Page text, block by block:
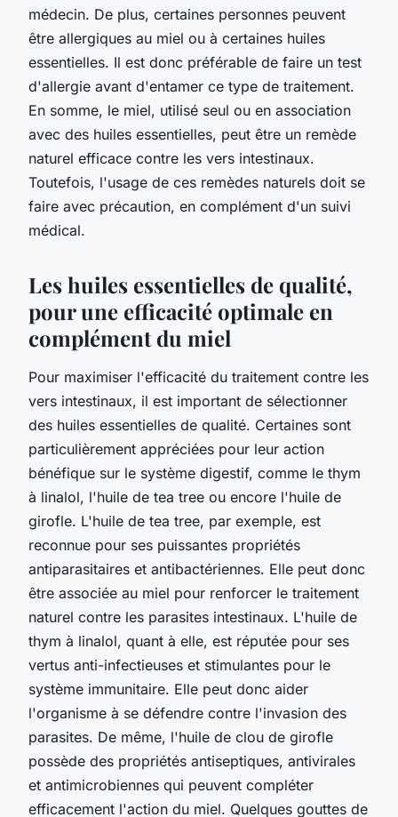
médecin. De plus, certaines personnes peuvent
être allergiques au miel ou à certaines huiles
essentielles. Il est donc préférable de faire un test
d'allergie avant d'entamer ce type de traitement.
En somme, le miel, utilisé seul ou en association
avec des huiles essentielles, peut être un remède
naturel efficace contre les vers intestinaux.
Toutefois, l'usage de ces remèdes naturels doit se
faire avec précaution, en complément d'un suivi
médical.
Les huiles essentielles de qualité,
pour une efficacité optimale en
complément du miel
Pour maximiser l'efficacité du traitement contre les
vers intestinaux, il est important de sélectionner
des huiles essentielles de qualité. Certaines sont
particulièrement appréciées pour leur action
bénéfique sur le système digestif, comme le thym
à linalol, l'huile de tea tree ou encore l'huile de
girofle. L'huile de tea tree, par exemple, est
reconnue pour ses puissantes propriétés
antiparasitaires et antibactériennes. Elle peut donc
être associée au miel pour renforcer le traitement
naturel contre les parasites intestinaux. L'huile de
thym à linalol, quant à elle, est réputée pour ses
vertus anti-infectieuses et stimulantes pour le
système immunitaire. Elle peut donc aider
l'organisme à se défendre contre l'invasion des
parasites. De même, l'huile de clou de girofle
possède des propriétés antiseptiques, antivirales
et antimicrobiennes qui peuvent compléter
efficacement l'action du miel. Quelques gouttes de